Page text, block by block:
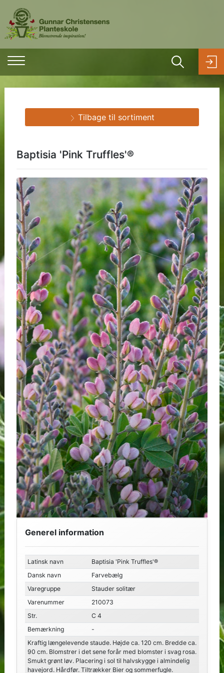
Baptisia 'Pink Truffles'®
Generel information
Latinsk navn
Baptisia 'Pink Truffles'®
Dansk navn
Farvebælg
Varegruppe
Stauder solitær
Varenummer
210073
Str.
C 4
Bemærkning
-
Kraftig længelevende staude. Højde ca. 120 cm. Bredde ca.
90 cm. Blomstrer i det sene forår med blomster i svag rosa.
Smukt grønt løv. Placering i sol til halvskygge i almindelig
havejord. Hårdfør. Tiltrækker Bier og sommerfugle.
Tilbage til sortiment